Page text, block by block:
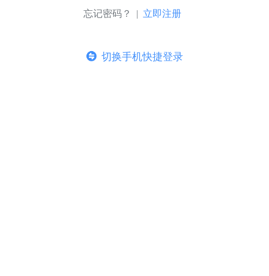
忘记密码？ | 立即注册
切换手机快捷登录